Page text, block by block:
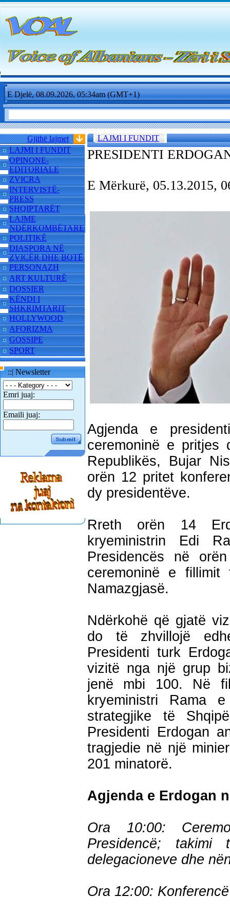
E Djelë, 08.09.2026, 05:34am (GMT+1)
Gjithë lajmet
LAJMI I FUNDIT
OPINONE-
EDITORIALE
ZVICRA
INTERVISTË-
PRESS
SHQIPTARËT
LAJME
NDËRKOMBËTARE
POLITIKË
DIASPORA NË
ZVICËR DHE BOTË
PERSONAZH
ART KULTURË
DOSSIER
KËNDI I
SHKRIMTARIT
HOLLYWOOD
AFORIZMA
GOSSIPE
SPORT
::| Newsletter
Emri juaj:
Emaili juaj:
LAJMI I FUNDIT
PRESIDENTI
E Mërkurë, 05.13.2015,
Agjenda e
ceremoninë e pritjes
Republikës, Bujar
orën 12 pritet
dy presidentëve.
Rreth orën 14
kryeministrin Edi
Presidencës në
ceremoninë e
Namazgjasë.
Ndërkohë që gjatë
do të zhvillojë
Presidenti turk
vizitë nga një grup
jenë mbi 100. Në
kryeministri Rama
strategjike të
Presidenti Erdogan
tragjedie në një
201 minatorë.
Agjenda e Erdogan
Ora 10:00:
Presidencë;
delegacioneve dhe
Ora 12:00: